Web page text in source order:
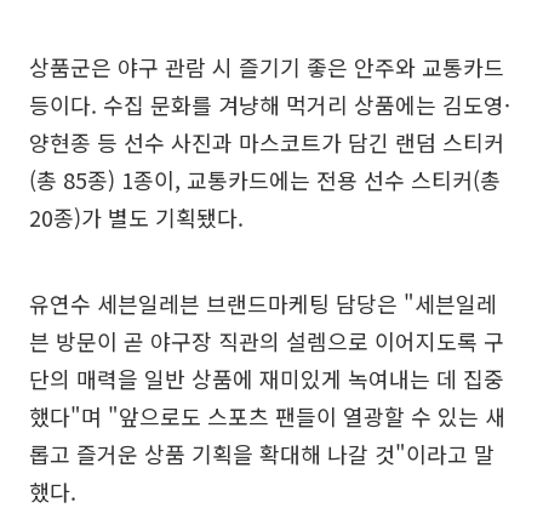
상품군은 야구 관람 시 즐기기 좋은 안주와 교통카드
등이다. 수집 문화를 겨냥해 먹거리 상품에는 김도영·
양현종 등 선수 사진과 마스코트가 담긴 랜덤 스티커
(총 85종) 1종이, 교통카드에는 전용 선수 스티커(총
20종)가 별도 기획됐다.
유연수 세븐일레븐 브랜드마케팅 담당은 "세븐일레
븐 방문이 곧 야구장 직관의 설렘으로 이어지도록 구
단의 매력을 일반 상품에 재미있게 녹여내는 데 집중
했다"며 "앞으로도 스포츠 팬들이 열광할 수 있는 새
롭고 즐거운 상품 기획을 확대해 나갈 것"이라고 말
했다.